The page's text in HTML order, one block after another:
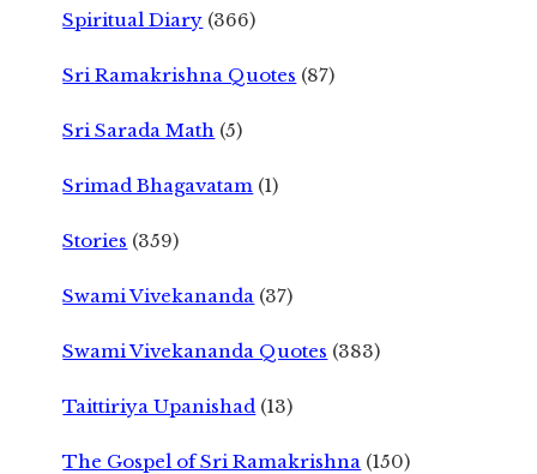
Spiritual Diary (366)
Sri Ramakrishna Quotes (87)
Sri Sarada Math (5)
Srimad Bhagavatam (1)
Stories (359)
Swami Vivekananda (37)
Swami Vivekananda Quotes (383)
Taittiriya Upanishad (13)
The Gospel of Sri Ramakrishna (150)